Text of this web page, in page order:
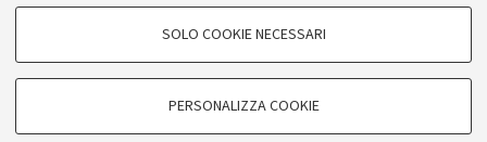
COOKIE DI PROFILAZIONE - FACOLTATIVI
SOLO COOKIE NECESSARI
PERSONALIZZA COOKIE
© Copyright 2026 - ALMA MATER STUDIORUM - Università di